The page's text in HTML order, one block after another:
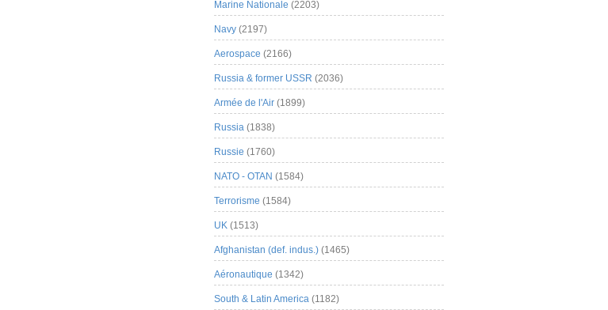
Marine Nationale (2203)
Navy (2197)
Aerospace (2166)
Russia & former USSR (2036)
Armée de l'Air (1899)
Russia (1838)
Russie (1760)
NATO - OTAN (1584)
Terrorisme (1584)
UK (1513)
Afghanistan (def. indus.) (1465)
Aéronautique (1342)
South & Latin America (1182)